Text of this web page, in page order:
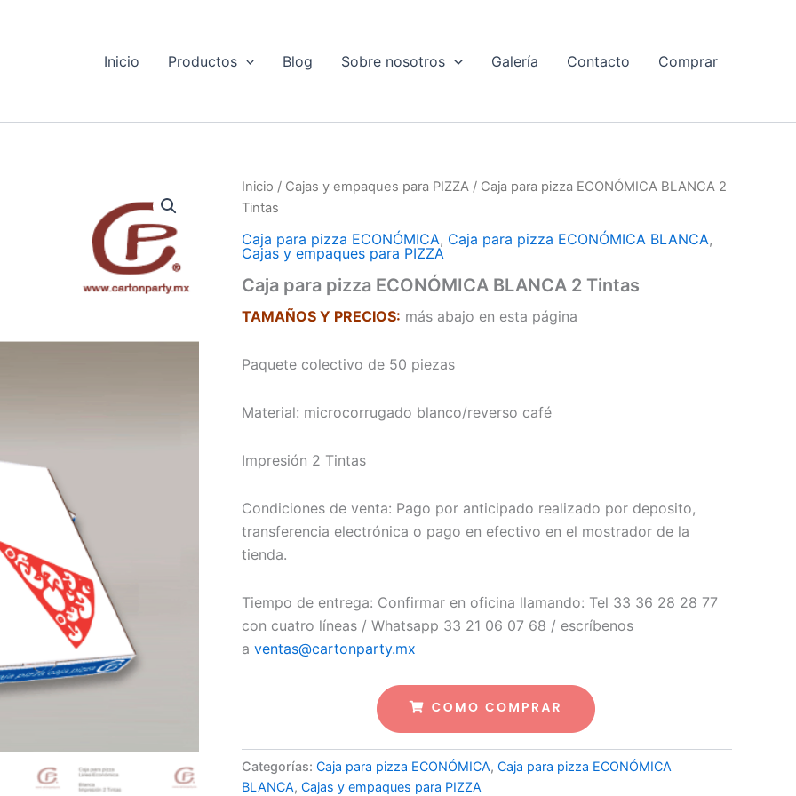
Inicio Productos Blog Sobre nosotros Galería Contacto Comprar
Inicio / Cajas y empaques para PIZZA / Caja para pizza ECONÓMICA BLANCA 2
Tintas
Caja para pizza ECONÓMICA, Caja para pizza ECONÓMICA BLANCA,
Cajas y empaques para PIZZA
Caja para pizza ECONÓMICA BLANCA 2 Tintas
TAMAÑOS Y PRECIOS: más abajo en esta página
Paquete colectivo de 50 piezas
Material: microcorrugado blanco/reverso café
Impresión 2 Tintas
Condiciones de venta: Pago por anticipado realizado por deposito,
transferencia electrónica o pago en efectivo en el mostrador de la
tienda.
Tiempo de entrega: Confirmar en oficina llamando: Tel 33 36 28 28 77
con cuatro líneas / Whatsapp 33 21 06 07 68 / escríbenos
a ventas@cartonparty.mx
Categorías: Caja para pizza ECONÓMICA, Caja para pizza ECONÓMICA
BLANCA, Cajas y empaques para PIZZA